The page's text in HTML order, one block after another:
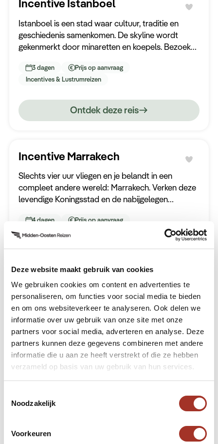
Deze website maakt gebruik van cookies
We gebruiken cookies om content en advertenties te
personaliseren, om functies voor social media te bieden
en om ons websiteverkeer te analyseren. Ook delen we
informatie over uw gebruik van onze site met onze
partners voor social media, adverteren en analyse. Deze
partners kunnen deze gegevens combineren met andere
informatie die u aan ze heeft verstrekt of die ze hebben
verzameld op basis van uw gebruik van hun services.
Noodzakelijk
Voorkeuren
Incentive Istanboel
Istanboel is een stad waar cultuur, traditie en
geschiedenis samenkomen. De skyline wordt
gekenmerkt door minaretten en koepels. Bezoek
van de Grote Bazaar.
3 dagen
Prijs op aanvraag
Incentives & Lustrumreizen
Ontdek deze reis
Incentive Marrakech
Slechts vier uur vliegen en je belandt in een
compleet andere wereld: Marrakech. Verken deze
levendige Koningsstad en de nabijgelegen
4 dagen
Prijs op aanvraag
Incentives & Lustrumreizen
Wadi Rum Rave
Deze unieke reis neemt U mee op een
legendarisch woestijnavontuur. Het startpunt is de
hoofdstad Amman, waarna u verder gaat naar de
Dode Zee, Petra en de Rode Zee. Het ultieme
5 dagen
Prijs op aanvraag